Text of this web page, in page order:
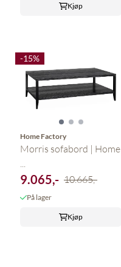
Kjøp
-15%
Home Factory
Morris sofabord | Home
9.065,- 10.665,-
På lager
Kjøp